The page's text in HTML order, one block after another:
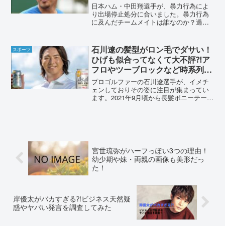
日本ハム・中田翔選手が、暴力行為によ
り出場停止処分に合いました。暴力行為
に及んだチームメイトは誰なのか？過去
日中田翔内野手に、出場停止処分が科さ
れました。当面の間...
スポーツ
石川遼の髪型がロン毛でダサい！
ひげも似合ってなくて大不評⁈ア
フロやツーブロックなど時系列で
まとめてみた
プロゴルファーの石川遼選手が、イメチ
ェンしておりその姿に注目が集まってい
ます。2021年9月頃から長髪ポニーテール
宮世琉弥がハーフっぽい3つの理由！
幼少期や妹・両親の画像も美形だっ
た！
岸優太がバカすぎる⁈ビジネス天然疑
惑やヤバい発言を調査してみた